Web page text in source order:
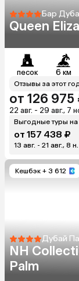
Бар
Queen
песок 6 км
Отзывы за этот
от 126 975
22 авг. - 29 авг., 7
Выгодные туры
от 157 438 ₽
13 авг. - 21 авг., 8 н.
Кешбэк + 3 612
Дубай
NH
Palm